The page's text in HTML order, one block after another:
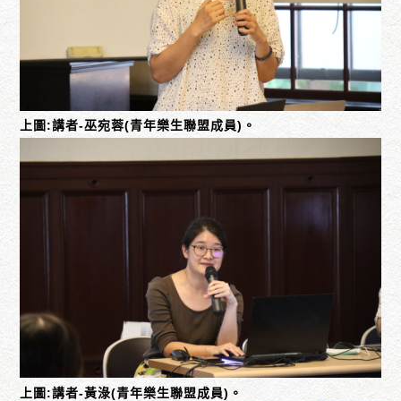
上圖:講者-巫宛蓉(青年樂生聯盟成員)。
上圖:講者-黃淥(青年樂生聯盟成員)。